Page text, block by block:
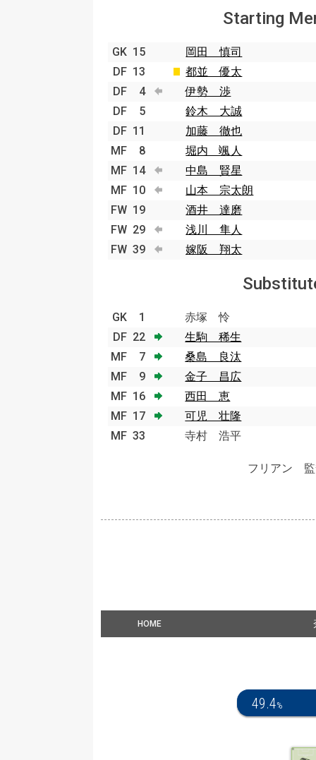
Starting
GK 15
岡田 慎司
DF 13
都並 優太
DF
4
伊勢 渉
DF
5
鈴木 大誠
DF 11
加藤 徹也
MF
8
堀内 颯人
MF 14
中島 賢星
MF 10
山本 宗太朗
FW 19
酒井 達磨
FW 29
浅川 隼人
FW 39 嫁阪 翔太
GK 1
赤塚 怜
DF 22
生駒 稀生
MF
7
桑島 良汰
MF
9
金子 昌広
MF 16
西田 恵
MF 17
可児 壮隆
MF 33 寺村 浩平
フリアン
HOME
49.4%